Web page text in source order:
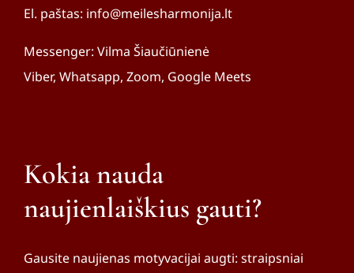
El. paštas: info@meilesharmonija.lt
Messenger: Vilma Šiaučiūnienė
Viber, Whatsapp, Zoom, Google Meets
Kokia nauda
naujienlaiškius gauti?
Gausite naujienas motyvacijai augti: straipsniai